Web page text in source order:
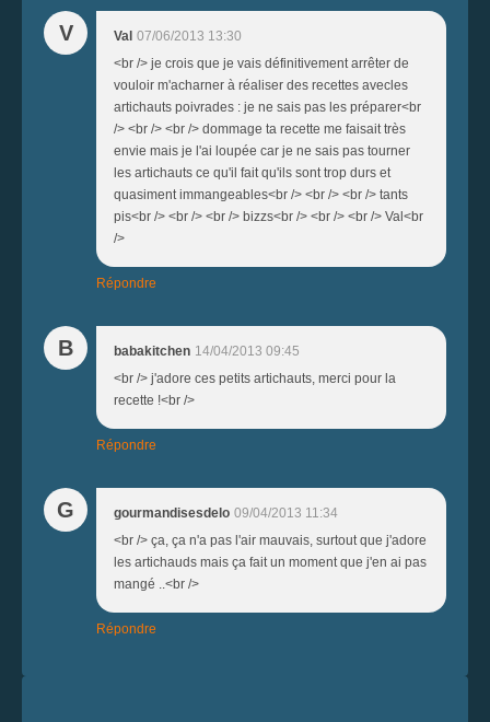
V Val 07/06/2013 13:30
<br /> je crois que je vais définitivement arrêter de
vouloir m'acharner à réaliser des recettes avecles
artichauts poivrades : je ne sais pas les préparer<br
/> <br /> <br /> dommage ta recette me faisait très
envie mais je l'ai loupée car je ne sais pas tourner
les artichauts ce qu'il fait qu'ils sont trop durs et
quasiment immangeables<br /> <br /> <br /> tants
pis<br /> <br /> <br /> bizzs<br /> <br /> <br /> Val<br
/>
Répondre
B babakitchen 14/04/2013 09:45
<br /> j'adore ces petits artichauts, merci pour la
recette !<br />
Répondre
G gourmandisesdelo 09/04/2013 11:34
<br /> ça, ça n'a pas l'air mauvais, surtout que j'adore
les artichauds mais ça fait un moment que j'en ai pas
mangé ..<br />
Répondre